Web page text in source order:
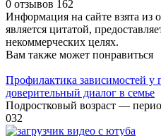
0 отзывов 162
Информация на сайте взята из
является цитатой,
некоммерческих целях.
Вам также может понравиться
Профилактика зависимостей у
доверительный диалог в семье
Подростковый возраст —
032